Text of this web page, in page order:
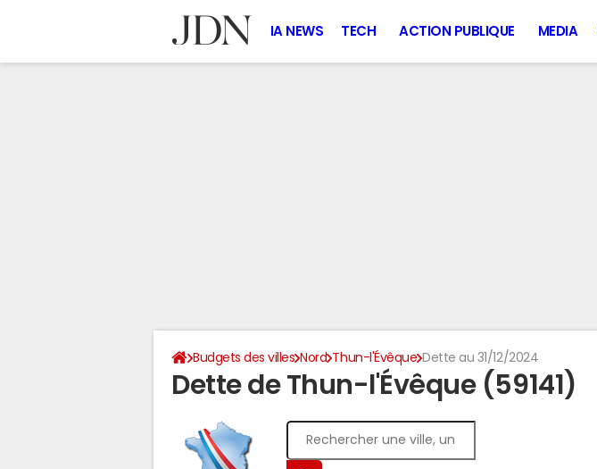
IA NEWS TECH ACTION PUBLIQUE MEDIA
Budgets des villes Nord Thun-l'Évêque Dette au 31/12/2024
Dette de Thun-l'Évêque (59141)